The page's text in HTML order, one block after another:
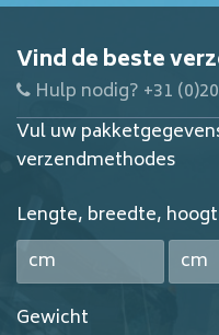
Vind de beste
Hulp nodig? +31
Vul uw
verzendmethodes
Lengte, breedte,
Gewicht